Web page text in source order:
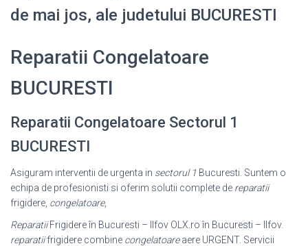
de mai jos, ale judetului BUCURESTI
Reparatii Congelatoare
BUCURESTI
Reparatii Congelatoare Sectorul 1
BUCURESTI
Asiguram interventii de urgenta in sectorul 1 Bucuresti. Suntem o
echipa de profesionisti si oferim solutii complete de reparatii
frigidere, congelatoare,
ReparatiiFrigidere în Bucuresti – Ilfov OLX.ro în Bucuresti – Ilfov.
reparatiifrigidere combine congelatoareaere URGENT. Servicii